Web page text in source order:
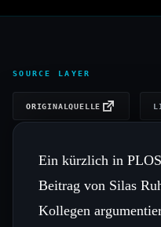
SOURCE LAYER
ORIGINALQUELLE
Ein kürzlich in
Beitrag von Silas
Kollegen